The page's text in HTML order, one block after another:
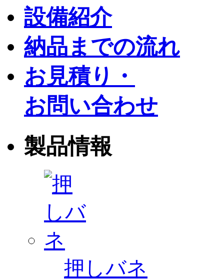
設備紹介
納品までの流れ
お見積り・
お問い合わせ
製品情報
押しバネ